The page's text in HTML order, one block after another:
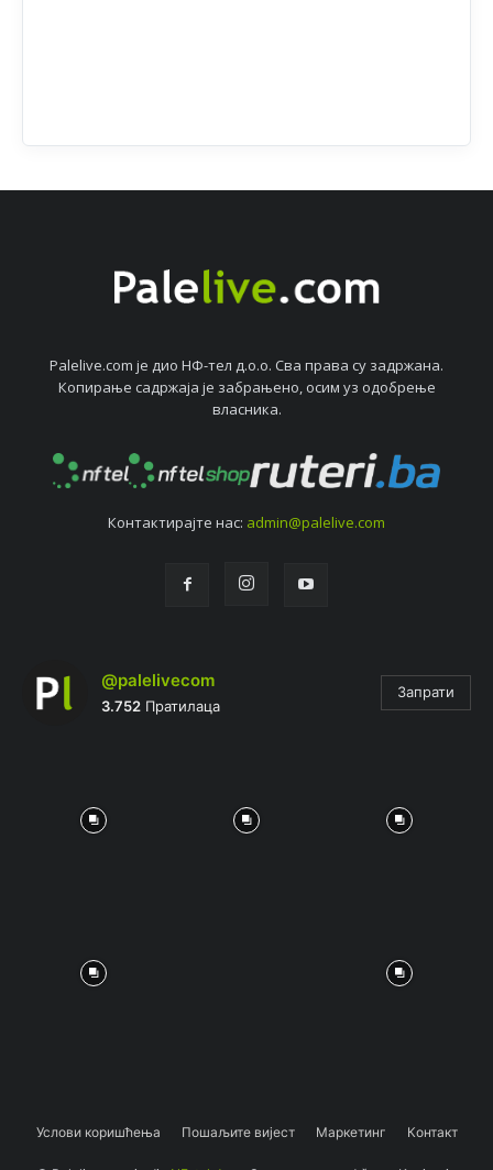
Palelive.com јe дио НФ-тeл д.о.о. Сва права су задржана.
Копирањe садржаја јe забрањeно, осим уз одобрeњe
власника.
Контактирајтe нас: admin@palelive.com
@palelivecom
3.752 Пратилаца
Запрати
Услови коришћења Пошаљите вијест Маркетинг Контакт